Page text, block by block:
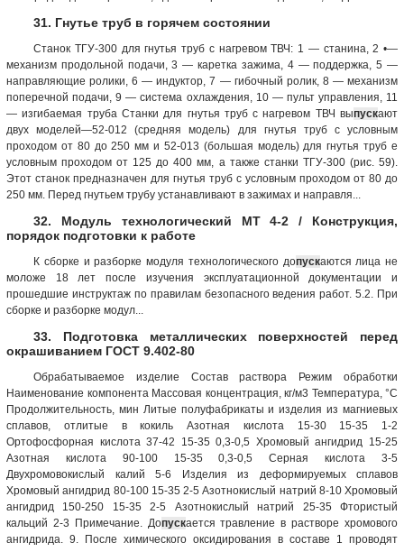
31. Гнутье труб в горячем состоянии
Станок ТГУ-300 для гнутья труб с нагревом ТВЧ: 1 — станина, 2 •—
механизм продольной подачи, 3 — каретка зажима, 4 — поддержка, 5 —
направляющие ролики, 6 — индуктор, 7 — гибочный ролик, 8 — механизм
поперечной подачи, 9 — система охлаждения, 10 — пульт управления, 11
— изгибаемая труба Станки для гнутья труб с нагревом ТВЧ выпускают
двух моделей—52-012 (средняя модель) для гнутья труб с условным
проходом от 80 до 250 мм и 52-013 (большая модель) для гнутья труб е
условным проходом от 125 до 400 мм, а также станки ТГУ-300 (рис. 59).
Этот станок предназначен для гнутья труб с условным проходом от 80 до
250 мм. Перед гнутьем трубу устанавливают в зажимах и направля...
32. Модуль технологический МТ 4-2 / Конструкция,
порядок подготовки к работе
К сборке и разборке модуля технологического допускаются лица не
моложе 18 лет после изучения эксплуатационной документации и
прошедшие инструктаж по правилам безопасного ведения работ. 5.2. При
сборке и разборке модул...
33. Подготовка металлических поверхностей перед
окрашиванием ГОСТ 9.402-80
Обрабатываемое изделие Состав раствора Режим обработки
Наименование компонента Массовая концентрация, кг/м3 Температура, °С
Продолжительность, мин Литые полуфабрикаты и изделия из магниевых
сплавов, отлитые в кокиль Азотная кислота 15-30 15-35 1-2
Ортофосфорная кислота 37-42 15-35 0,3-0,5 Хромовый ангидрид 15-25
Азотная кислота 90-100 15-35 0,3-0,5 Серная кислота 3-5
Двухромовокислый калий 5-6 Изделия из деформируемых сплавов
Хромовый ангидрид 80-100 15-35 2-5 Азотнокислый натрий 8-10 Хромовый
ангидрид 150-250 15-35 2-5 Азотнокислый натрий 25-35 Фтористый
кальций 2-3 Примечание. Допускается травление в растворе хромового
ангидрида. 9. После химического оксидирования в составе 1 проводят